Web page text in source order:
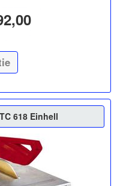
618 Einhell